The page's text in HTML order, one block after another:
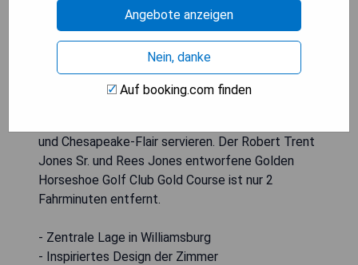
Decken aus dem 18. Jahrhundert. Das Lodge
befindet sich nur 1 Gehminute vom Spa of
Colonial Williamsburg entfernt. Die Gästezimmer
verfügen zudem über handbemalte Lampen und
Wurfkissen. Die Gäste dieses Hotels können
und Chesapeake-Flair servieren. Der Robert Trent
Jones Sr. und Rees Jones entworfene Golden
Horseshoe Golf Club Gold Course ist nur 2
Fahrminuten entfernt.
- Zentrale Lage in Williamsburg
- Inspiriertes Design der Zimmer
Angebote anzeigen
Nein, danke
Auf booking.com finden